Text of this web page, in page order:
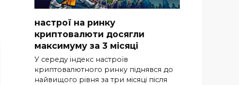
настрої на ринку
криптовалюти досягли
максимуму за 3 місяці
У середу індекс настроїв
криптовалютного ринку піднявся до
найвищого рівня за три місяці після